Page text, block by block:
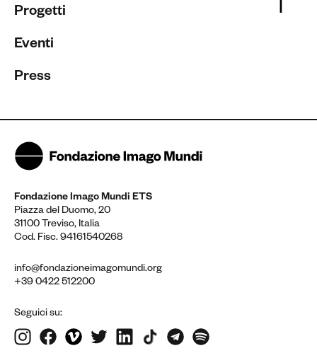
Progetti
Eventi
Press
Fondazione Imago Mundi ETS
Piazza del Duomo, 20
31100 Treviso, Italia
Cod. Fisc. 94161540268
info@fondazioneimagomundi.org
+39 0422 512200
Seguici su: